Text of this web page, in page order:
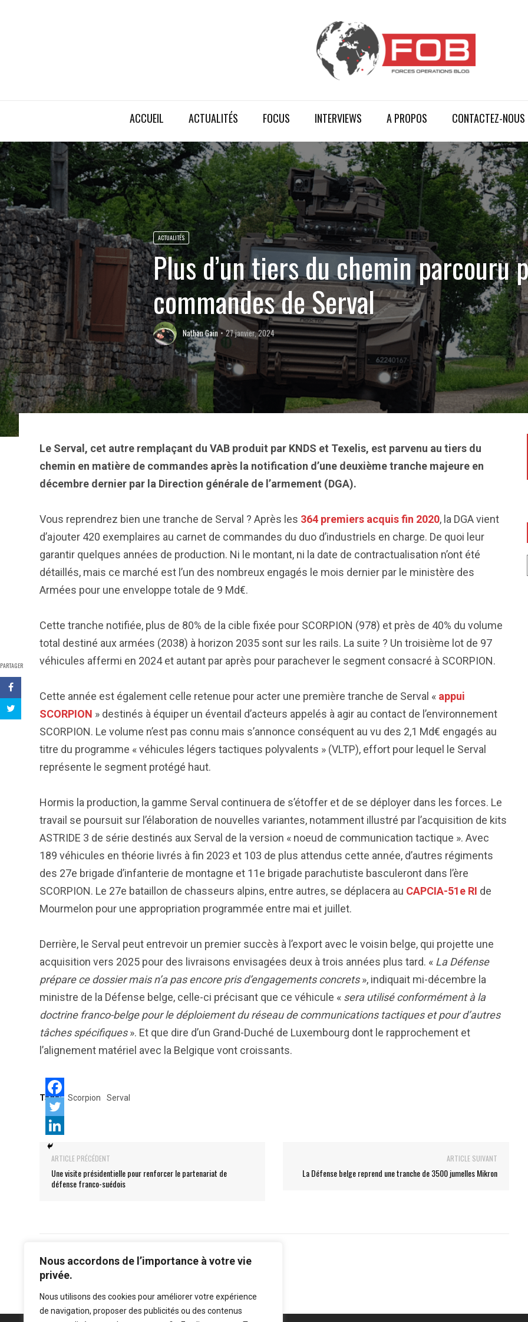
Nous accordons de l’importance à votre vie
privée.
Nous utilisons des cookies pour améliorer votre expérience
de navigation, proposer des publicités ou des contenus
ACCUEIL ACTUALITÉS FOCUS INTERVIEWS A PROPOS CONTACTEZ-NOUS
ACTUALITÉS
Plus d’un tiers du chemin parcouru
commandes de Serval
Nathan Gain 27 janvier, 2024
PARTAGER
Le Serval, cet autre remplaçant du VAB produit par KNDS et Texelis, est parvenu au tiers du
chemin en matière de commandes après la notification d’une deuxième tranche majeure en
décembre dernier par la Direction générale de l’armement (DGA).
Vous reprendrez bien une tranche de Serval ? Après les 364 premiers acquis fin 2020, la DGA vient
d’ajouter 420 exemplaires au carnet de commandes du duo d’industriels en charge. De quoi leur
garantir quelques années de production. Ni le montant, ni la date de contractualisation n’ont été
détaillés, mais ce marché est l’un des nombreux engagés le mois dernier par le ministère des
Armées pour une enveloppe totale de 9 Md€.
Cette tranche notifiée, plus de 80% de la cible fixée pour SCORPION (978) et près de 40% du volume
total destiné aux armées (2038) à horizon 2035 sont sur les rails. La suite ? Un troisième lot de 97
véhicules affermi en 2024 et autant par après pour parachever le segment consacré à SCORPION.
Cette année est également celle retenue pour acter une première tranche de Serval « appui
SCORPION » destinés à équiper un éventail d’acteurs appelés à agir au contact de l’environnement
SCORPION. Le volume n’est pas connu mais s’annonce conséquent au vu des 2,1 Md€ engagés au
titre du programme « véhicules légers tactiques polyvalents » (VLTP), effort pour lequel le Serval
représente le segment protégé haut.
Hormis la production, la gamme Serval continuera de s’étoffer et de se déployer dans les forces. Le
travail se poursuit sur l’élaboration de nouvelles variantes, notamment illustré par l’acquisition de kits
ASTRIDE 3 de série destinés aux Serval de la version « noeud de communication tactique ». Avec
189 véhicules en théorie livrés à fin 2023 et 103 de plus attendus cette année, d’autres régiments
des 27e brigade d’infanterie de montagne et 11e brigade parachutiste basculeront dans l’ère
SCORPION. Le 27e bataillon de chasseurs alpins, entre autres, se déplacera au CAPCIA-51e RI de
Mourmelon pour une appropriation programmée entre mai et juillet.
Derrière, le Serval peut entrevoir un premier succès à l’export avec le voisin belge, qui projette une
acquisition vers 2025 pour des livraisons envisagées deux à trois années plus tard. « La Défense
prépare ce dossier mais n’a pas encore pris d’engagements concrets», indiquait mi-décembre la
ministre de la Défense belge, celle-ci précisant que ce véhicule « sera utilisé conformément à la
doctrine franco-belge pour le déploiement du réseau de communications tactiques et pour d’autres
tâches spécifiques». Et que dire d’un Grand-Duché de Luxembourg dont le rapprochement et
l’alignement matériel avec la Belgique vont croissants.
Tags: Scorpion Serval
ARTICLE PRÉCÉDENT
Une visite présidentielle pour renforcer le partenariat de
défense franco-suédois
ARTICLE SUIVANT
La Défense belge reprend une tranche de 3500 jumelles Mikron